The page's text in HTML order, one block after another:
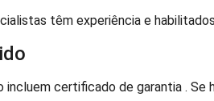
têm experiência e
incluem certificado de garantia . Se